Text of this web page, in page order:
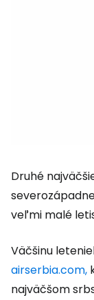
Druhé
veľmi malé
Väčšinu
airserbia.com,
najväčšom